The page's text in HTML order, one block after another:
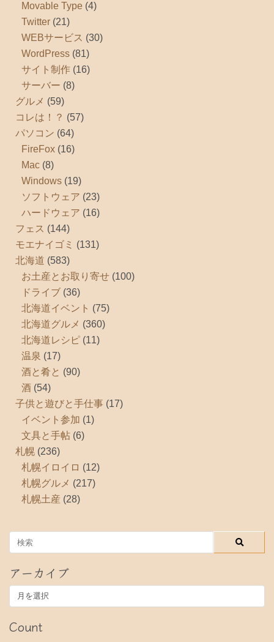
Movable Type (4)
Twitter (21)
WEBサービス (30)
WordPress (81)
サイト制作 (16)
サーバー (8)
グルメ (59)
コレは！？ (57)
パソコン (64)
FireFox (16)
Mac (8)
Windows (19)
ソフトウェア (23)
ハードウェア (16)
フェス (144)
モエナイゴミ (131)
北海道 (583)
お土産とお取り寄せ (100)
ドライブ (36)
北海道イベント (75)
北海道グルメ (360)
北海道レシピ (11)
温泉 (17)
酒と肴と (90)
酒 (54)
子供と遊びと手仕事 (17)
イベント参加 (1)
文具と手帖 (6)
札幌 (236)
札幌イロイロ (12)
札幌グルメ (217)
札幌土産 (28)
アーカイブ
ー
カ
Count